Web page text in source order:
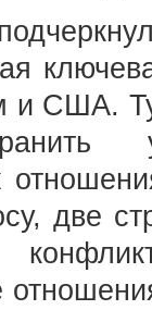
и США.
две